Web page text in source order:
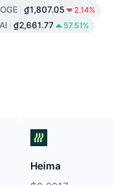
₫1,807.05 2.14%
₫2,661.77 57.51%
Heima